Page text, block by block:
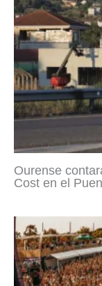
Ourense
Cost en el